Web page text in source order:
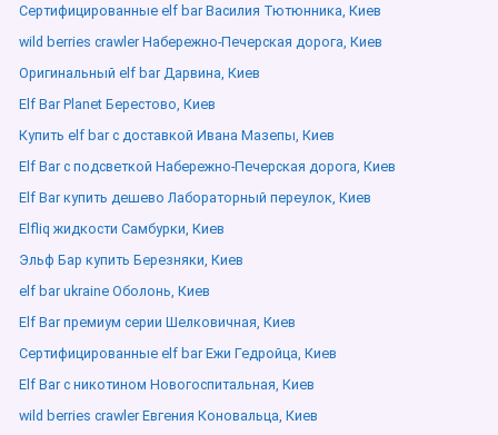
Сертифицированные elf bar Василия Тютюнника, Киев
wild berries crawler Набережно-Печерская дорога, Киев
Оригинальный elf bar Дарвина, Киев
Elf Bar Planet Берестово, Киев
Купить elf bar с доставкой Ивана Мазепы, Киев
Elf Bar с подсветкой Набережно-Печерская дорога, Киев
Elf Bar купить дешево Лабораторный переулок, Киев
Elfliq жидкости Самбурки, Киев
Эльф Бар купить Березняки, Киев
elf bar ukraine Оболонь, Киев
Elf Bar премиум серии Шелковичная, Киев
Сертифицированные elf bar Ежи Гедройца, Киев
Elf Bar с никотином Новогоспитальная, Киев
wild berries crawler Евгения Коновальца, Киев